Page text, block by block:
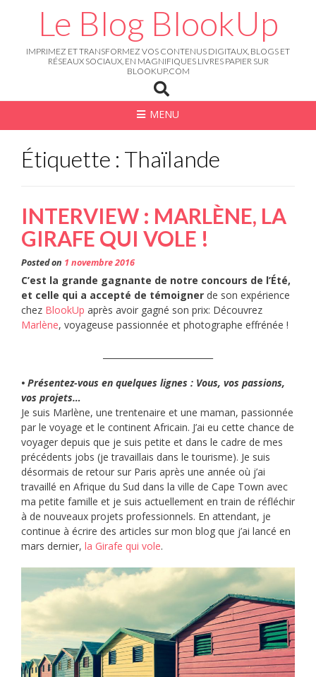
Le Blog BlookUp
IMPRIMEZ ET TRANSFORMEZ VOS CONTENUS DIGITAUX, BLOGS ET
RÉSEAUX SOCIAUX, EN MAGNIFIQUES LIVRES PAPIER SUR
BLOOKUP.COM
MENU
Étiquette : Thaïlande
INTERVIEW : MARLÈNE, LA
GIRAFE QUI VOLE !
Posted on 1 novembre 2016
C’est la grande gagnante de notre concours de l’Été,
et celle qui a accepté de témoigner de son expérience
chez BlookUp après avoir gagné son prix: Découvrez
Marlène, voyageuse passionnée et photographe effrénée !
• Présentez-vous en quelques lignes : Vous, vos passions,
vos projets…
Je suis Marlène, une trentenaire et une maman, passionnée
par le voyage et le continent Africain. J’ai eu cette chance de
voyager depuis que je suis petite et dans le cadre de mes
précédents jobs (je travaillais dans le tourisme). Je suis
désormais de retour sur Paris après une année où j’ai
travaillé en Afrique du Sud dans la ville de Cape Town avec
ma petite famille et je suis actuellement en train de réfléchir
à de nouveaux projets professionnels. En attendant, je
continue à écrire des articles sur mon blog que j’ai lancé en
mars dernier, la Girafe qui vole.